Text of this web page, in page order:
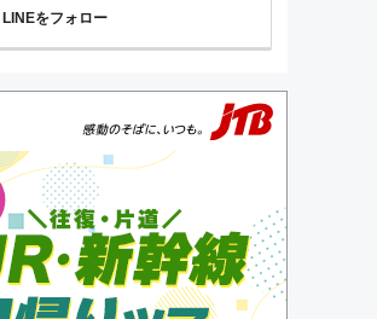
LINEをフォロー